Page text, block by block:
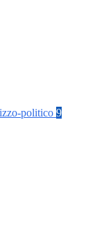
politico 9